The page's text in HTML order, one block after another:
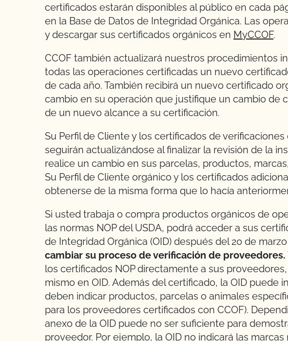
certificados estarán disponibles al público en cada
en la Base de Datos de Integridad Orgánica. Las
y descargar sus certificados orgánicos en MyCCOF.
CCOF también actualizará nuestros procedimientos
todas las operaciones certificadas un nuevo
de cada año. También recibirá un nuevo certificado
cambio en su operación que justifique un cambio de
de un nuevo alcance a su certificación.
Su Perfil de Cliente y los certificados de
seguirán actualizándose al finalizar la revisión de la
realice un cambio en sus parcelas, productos,
Su Perfil de Cliente orgánico y los certificados
obtenerse de la misma forma que lo hacía
Si usted trabaja o compra productos orgánicos de
las normas NOP del USDA, podrá acceder a sus
de Integridad Orgánica (OID) después del 20 de marzo
cambiar su proceso de verificación de proveedores.
los certificados NOP directamente a sus
mismo en OID. Además del certificado, la OID puede
deben indicar productos, parcelas o animales
para los proveedores certificados con CCOF).
anexo de la OID puede no ser suficiente para
proveedor. Por ejemplo, la OID no indicará las